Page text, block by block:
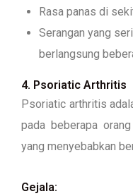
Rasa panas di
Serangan yang
berlangsung
4. Psoriatic Arthritis
Psoriatic arthritis
pada beberapa
yang menyebabkan
Gejala: